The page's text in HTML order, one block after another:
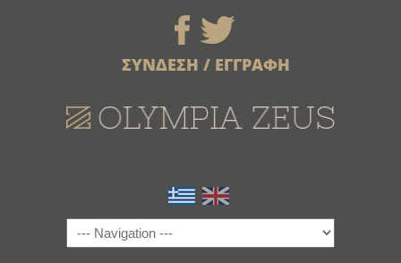
ΣΥΝΔΕΣΗ / ΕΓΓΡΑΦΗ